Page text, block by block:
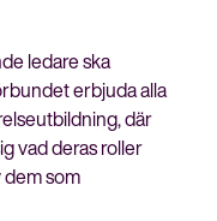
ledare ska
erbjuda alla
där
vad deras roller
som